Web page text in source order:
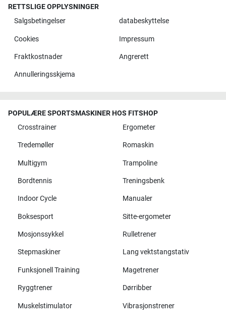
RETTSLIGE OPPLYSNINGER
Salgsbetingelser
databeskyttelse
Cookies Impressum
Fraktkostnader Angrerett
Annulleringsskjema
POPULÆRE SPORTSMASKINER HOS FITSHOP
Crosstrainer
Ergometer
Tredemøller Romaskin
Multigym Trampoline
Bordtennis Treningsbenk
Indoor Cycle Manualer
Boksesport Sitte-ergometer
Mosjonssykkel Rulletrener
Stepmaskiner Lang vektstangstativ
Funksjonell Training Magetrener
Ryggtrener Dørribber
Muskelstimulator Vibrasjonstrener